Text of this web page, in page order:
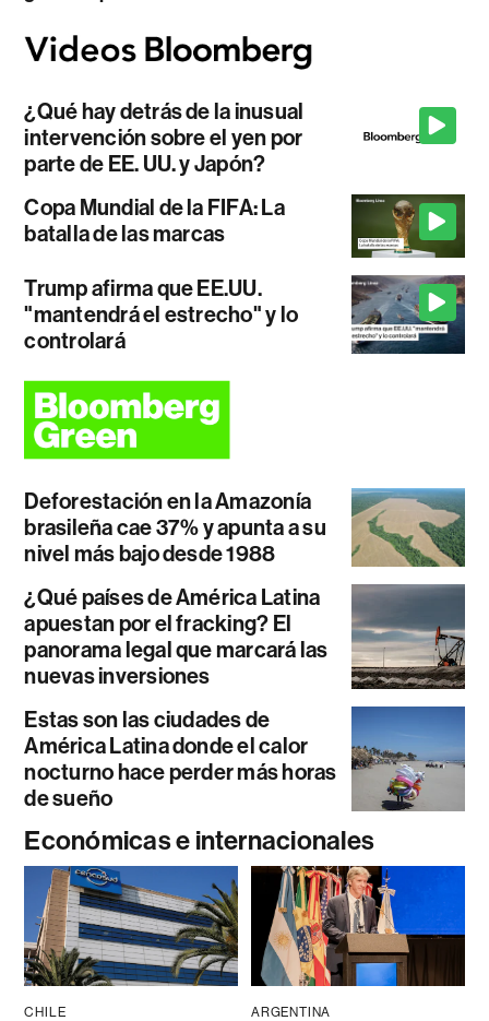
¿Qué hay detrás de la inusual
intervención sobre el yen por
parte de EE. UU. y Japón?
Copa Mundial de la FIFA: La
batalla de las marcas
Trump afirma que EE.UU.
"mantendrá el estrecho" y lo
controlará
Deforestación en la Amazonía
brasileña cae 37% y apunta a su
nivel más bajo desde 1988
¿Qué países de América Latina
apuestan por el fracking? El
panorama legal que marcará las
nuevas inversiones
Estas son las ciudades de
América Latina donde el calor
nocturno hace perder más horas
de sueño
Económicas e internacionales
CHILE ARGENTINA